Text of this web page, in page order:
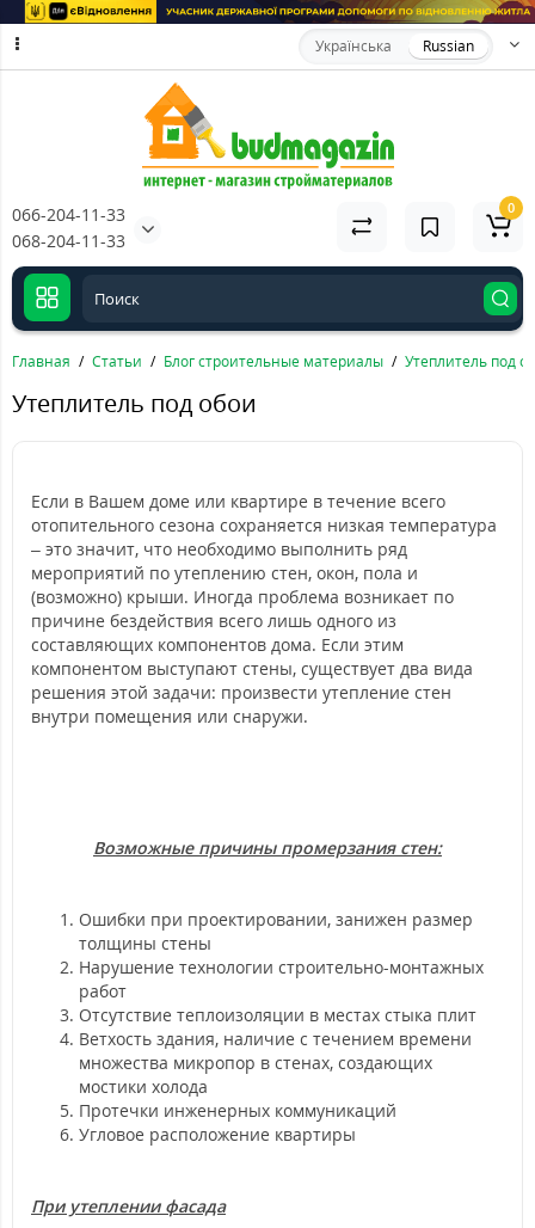
Українська Russian
066-204-11-33
068-204-11-33
0
Главная Статьи Блог строительные материалы Утеплитель под
Утеплитель под обои
Если в Вашем доме или квартире в течение всего
отопительного сезона сохраняется низкая температура
– это значит, что необходимо выполнить ряд
мероприятий по утеплению стен, окон, пола и
(возможно) крыши. Иногда проблема возникает по
причине бездействия всего лишь одного из
составляющих компонентов дома. Если этим
компонентом выступают стены, существует два вида
решения этой задачи: произвести утепление стен
внутри помещения или снаружи.
Возможные причины промерзания стен:
Ошибки при проектировании, занижен размер
толщины стены
Нарушение технологии строительно-монтажных
работ
Отсутствие теплоизоляции в местах стыка плит
Ветхость здания, наличие с течением времени
множества микропор в стенах, создающих
мостики холода
Протечки инженерных коммуникаций
Угловое расположение квартиры
При утеплении фасада